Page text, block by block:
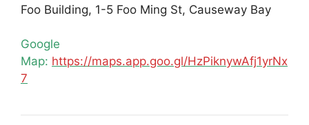
Foo Building, 1-5 Foo Ming St, Causeway Bay
Google
Map: https://maps.app.goo.gl/HzPiknywAfj1yrNx
7